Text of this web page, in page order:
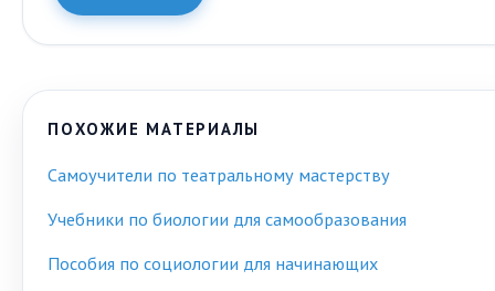
ПОХОЖИЕ МАТЕРИАЛЫ
Самоучители по театральному мастерству
Учебники по биологии для самообразования
Пособия по социологии для начинающих